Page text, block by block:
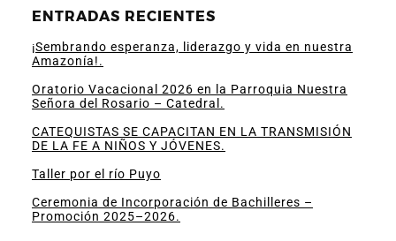
ENTRADAS RECIENTES
¡Sembrando esperanza, liderazgo y vida en nuestra
Amazonía!.
Oratorio Vacacional 2026 en la Parroquia Nuestra
Señora del Rosario – Catedral.
CATEQUISTAS SE CAPACITAN EN LA TRANSMISIÓN
DE LA FE A NIÑOS Y JÓVENES.
Taller por el río Puyo
Ceremonia de Incorporación de Bachilleres –
Promoción 2025–2026.